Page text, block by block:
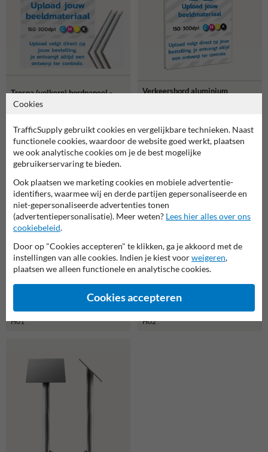
Trespa (volkern) bordpaneel -
met eigen ontwerp
Verkeersbord aluminium
Gerelateerde producten
Informatiebord - type Lessenaar
H01
Montageframe t.b.v.
Informatiebord - type Lessenaar
H02
Cookies
TrafficSupply gebruikt cookies en vergelijkbare technieken. Naast
functionele cookies, waardoor de website goed werkt, plaatsen
we ook analytische cookies om je de best mogelijke
gebruikerservaring te bieden.
Ook plaatsen we marketing cookies en mobiele advertentie-
identifiers, waarmee wij en derde partijen gepersonaliseerde en
niet-gepersonaliseerde advertenties tonen
(advertentiepersonalisatie). Meer weten? Lees hier alles over ons
cookiebeleid.
Door op "Cookies accepteren" te klikken, ga je akkoord met de
instellingen van alle cookies. Indien je kiest voorweigeren,
plaatsen we alleen functionele en analytische cookies.
Cookies accepteren